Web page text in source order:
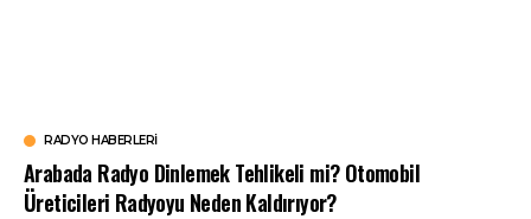
RADYO HABERLERI
Arabada Radyo Dinlemek Tehlikeli mi? Otomobil
Üreticileri Radyoyu Neden Kaldırıyor?